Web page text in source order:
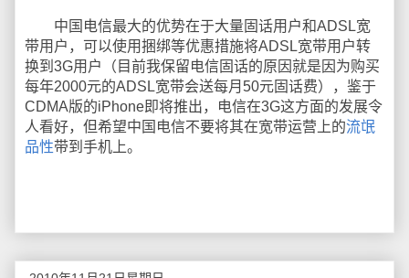
中国电信最大的优势在于大量固话用户和ADSL宽
带用户，可以使用捆绑等优惠措施将ADSL宽带用户转
换到3G用户（目前我保留电信固话的原因就是因为购买
每年2000元的ADSL宽带会送每月50元固话费），鉴于
CDMA版的iPhone即将推出，电信在3G这方面的发展令
人看好，但希望中国电信不要将其在宽带运营上的流氓
品性带到手机上。